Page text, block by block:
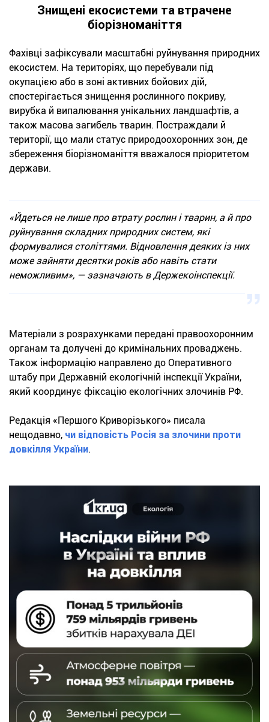
Знищені екосистеми та втрачене
біорізноманіття
Фахівці зафіксували масштабні руйнування природних
екосистем. На територіях, що перебували під
окупацією або в зоні активних бойових дій,
спостерігається знищення рослинного покриву,
вирубка й випалювання унікальних ландшафтів, а
також масова загибель тварин. Постраждали й
території, що мали статус природоохоронних зон, де
збереження біорізноманіття вважалося пріоритетом
держави.
«Йдеться не лише про втрату рослин і тварин, а й про
руйнування складних природних систем, які
формувалися століттями. Відновлення деяких із них
може зайняти десятки років або навіть стати
неможливим», — зазначають в Держекоінспекції.
Матеріали з розрахунками передані правоохоронним
органам та долучені до кримінальних проваджень.
Також інформацію направлено до Оперативного
штабу при Державній екологічній інспекції України,
який координує фіксацію екологічних злочинів РФ.
Редакція «Першого Криворізького» писала
нещодавно, чи відповість Росія за злочини проти
довкілля України.